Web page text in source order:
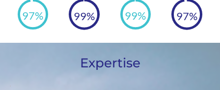
97% 99% 99% 97%
Expertise